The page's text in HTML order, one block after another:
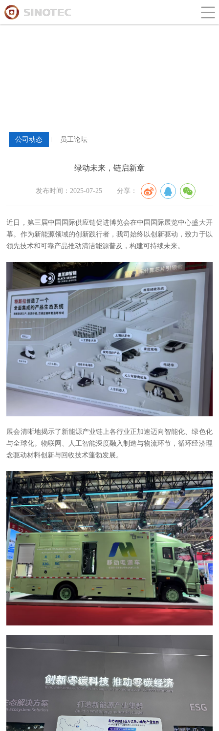
公司动态 员工论坛
绿动未来，链启新章
发布时间：2025-07-25 分享：
近日，第三届中国国际供应链促进博览会在中国国际展览中心盛大开
幕。作为新能源领域的创新践行者，我司始终以创新驱动，致力于以
领先技术和可靠产品推动清洁能源普及，构建可持续未来。
展会清晰地揭示了新能源产业链上各行业正加速迈向智能化、绿色化
与全球化。物联网、人工智能深度融入制造与物流环节，循环经济理
念驱动材料创新与回收技术蓬勃发展。